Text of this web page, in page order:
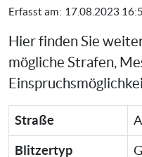
Erfasst am: 17.08.2023
Hier finden Sie
mögliche Strafen,
Straße
Blitzertyp